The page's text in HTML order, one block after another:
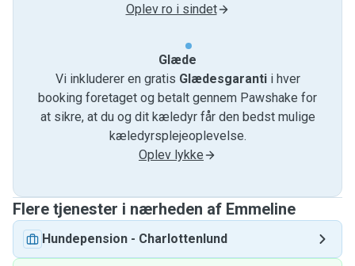
Oplev ro i sindet
Glæde
Vi inkluderer en gratis Glædesgarantii hver
booking foretaget og betalt gennem Pawshake for
at sikre, at du og dit kæledyr får den bedst mulige
kæledyrsplejeoplevelse.
Oplev lykke
Flere tjenester i nærheden af ​​Emmeline
Hundepension - Charlottenlund